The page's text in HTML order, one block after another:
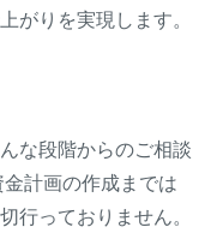
がりを実現します。
な段階からのご相談
計画の作成までは
行っておりません。